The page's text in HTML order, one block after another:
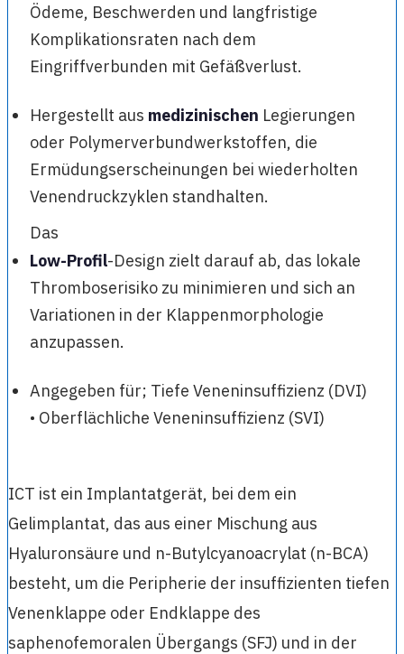
Ödeme, Beschwerden und langfristige
Komplikationsraten nach dem
Eingriffverbunden mit Gefäßverlust.
Hergestellt aus medizinischen Legierungen
oder Polymerverbundwerkstoffen, die
Ermüdungserscheinungen bei wiederholten
Venendruckzyklen standhalten.
Das
Low-Profil-Design zielt darauf ab, das lokale
Thromboserisiko zu minimieren und sich an
Variationen in der Klappenmorphologie
anzupassen.
Angegeben für; Tiefe Veneninsuffizienz (DVI)
• Oberflächliche Veneninsuffizienz (SVI)
ICT ist ein Implantatgerät, bei dem ein
Gelimplantat, das aus einer Mischung aus
Hyaluronsäure und n-Butylcyanoacrylat (n-BCA)
besteht, um die Peripherie der insuffizienten tiefen
Venenklappe oder Endklappe des
saphenofemoralen Übergangs (SFJ) und in der